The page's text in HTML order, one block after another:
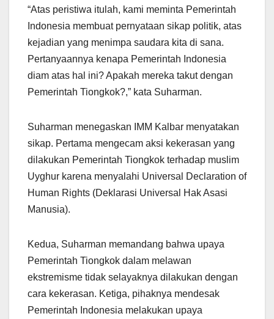
“Atas peristiwa itulah, kami meminta Pemerintah
Indonesia membuat pernyataan sikap politik, atas
kejadian yang menimpa saudara kita di sana.
Pertanyaannya kenapa Pemerintah Indonesia
diam atas hal ini? Apakah mereka takut dengan
Pemerintah Tiongkok?,” kata Suharman.
Suharman menegaskan IMM Kalbar menyatakan
sikap. Pertama mengecam aksi kekerasan yang
dilakukan Pemerintah Tiongkok terhadap muslim
Uyghur karena menyalahi Universal Declaration of
Human Rights (Deklarasi Universal Hak Asasi
Manusia).
Kedua, Suharman memandang bahwa upaya
Pemerintah Tiongkok dalam melawan
ekstremisme tidak selayaknya dilakukan dengan
cara kekerasan. Ketiga, pihaknya mendesak
Pemerintah Indonesia melakukan upaya